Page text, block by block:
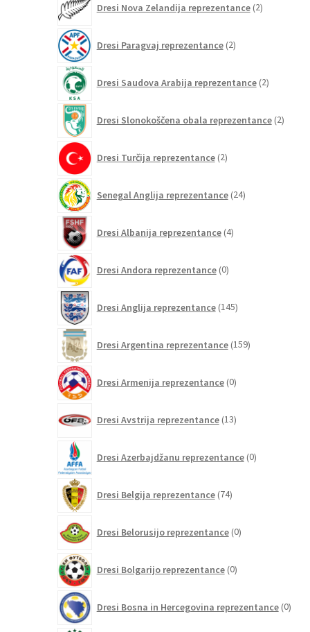
Dresi Nova Zelandija reprezentance 2izdelka
Dresi Paragvaj reprezentance 2izdelka
Dresi Saudova Arabija reprezentance 2izdelka
Dresi Slonokoščena obala reprezentance 2izdelka
Dresi Turčija reprezentance 2izdelka
Senegal Anglija reprezentance 24izdelkov
Dresi Albanija reprezentance 4izdelki
Dresi Andora reprezentance 0izdelkov
Dresi Anglija reprezentance 145izdelkov
Dresi Argentina reprezentance 159izdelkov
Dresi Armenija reprezentance 0izdelkov
Dresi Avstrija reprezentance 13izdelkov
Dresi Azerbajdžanu reprezentance 0izdelkov
Dresi Belgija reprezentance 74izdelkov
Dresi Belorusijo reprezentance 0izdelkov
Dresi Bolgarijo reprezentance 0izdelkov
Dresi Bosna in Hercegovina reprezentance 0